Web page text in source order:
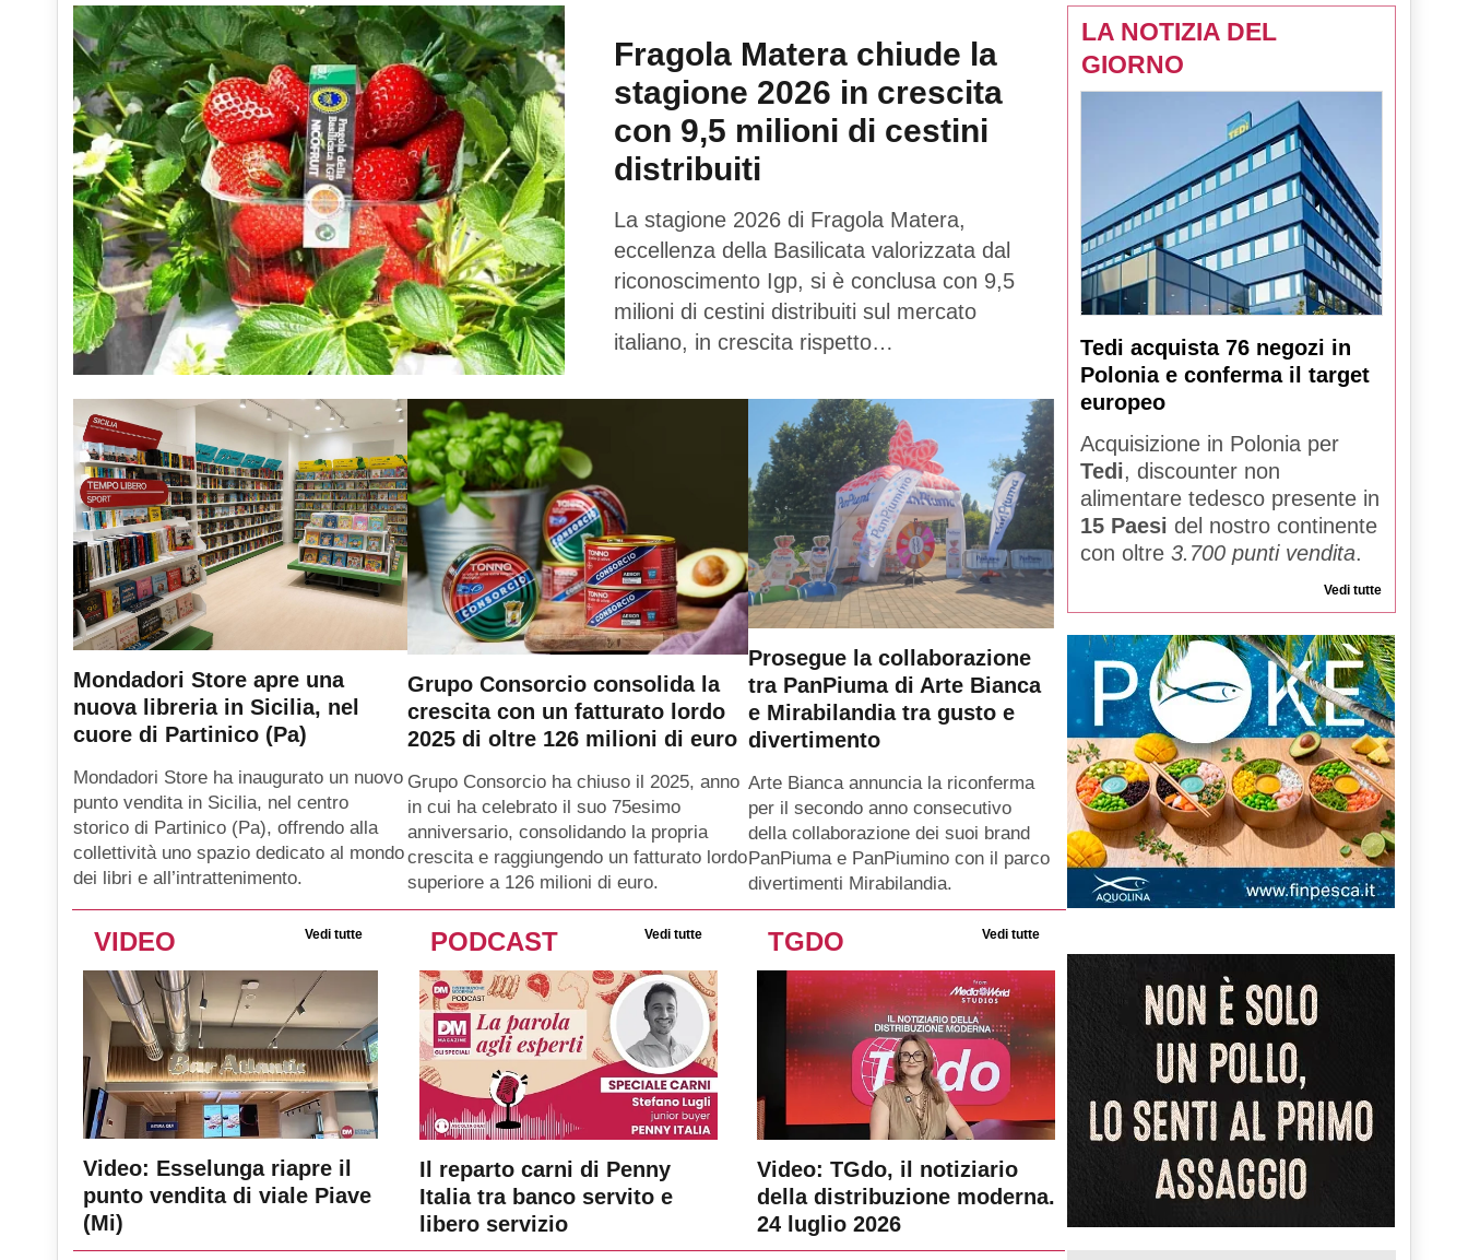
Fragola Matera chiude la
stagione 2026 in crescita
con 9,5 milioni di cestini
distribuiti
La stagione 2026 di Fragola Matera,
eccellenza della Basilicata valorizzata dal
riconoscimento Igp, si è conclusa con 9,5
milioni di cestini distribuiti sul mercato
italiano, in crescita rispetto…
Mondadori Store apre una
nuova libreria in Sicilia, nel
cuore di Partinico (Pa)
Mondadori Store ha inaugurato un nuovo
punto vendita in Sicilia, nel centro
storico di Partinico (Pa), offrendo alla
collettività uno spazio dedicato al mondo
dei libri e all’intrattenimento.
Grupo Consorcio consolida la
crescita con un fatturato lordo
2025 di oltre 126 milioni di euro
Grupo Consorcio ha chiuso il 2025, anno
in cui ha celebrato il suo 75esimo
anniversario, consolidando la propria
crescita e raggiungendo un fatturato lordo
superiore a 126 milioni di euro.
Prosegue la collaborazione
tra PanPiuma di Arte Bianca
e Mirabilandia tra gusto e
divertimento
Arte Bianca annuncia la riconferma
per il secondo anno consecutivo
della collaborazione dei suoi brand
PanPiuma e PanPiumino con il parco
divertimenti Mirabilandia.
LA NOTIZIA DEL
GIORNO
Tedi acquista 76 negozi in
Polonia e conferma il target
europeo
Acquisizione in Polonia per
Tedi, discounter non
alimentare tedesco presente in
15 Paesi del nostro continente
con oltre 3.700 punti vendita.
Vedi tutte
VIDEO Vedi tutte
Video: Esselunga riapre il
punto vendita di viale Piave
(Mi)
PODCAST Vedi tutte
Il reparto carni di Penny
Italia tra banco servito e
libero servizio
TGDO Vedi tutte
Video: TGdo, il notiziario
della distribuzione moderna.
24 luglio 2026